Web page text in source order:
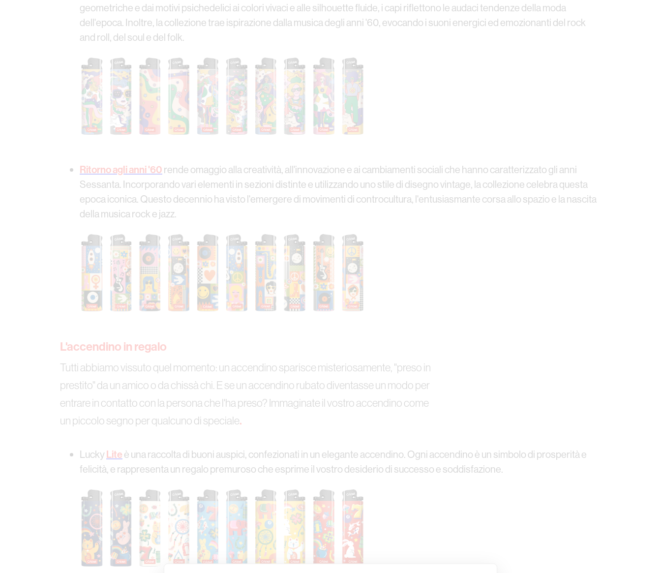
geometriche e dai motivi psichedelici ai colori vivaci e alle silhouette fluide, i capi riflettono le audaci tendenze della moda
dell'epoca. Inoltre, la collezione trae ispirazione dalla musica degli anni '60, evocando i suoni energici ed emozionanti del rock
and roll, del soul e del folk.
Ritorno agli anni '60 rende omaggio alla creatività, all'innovazione e ai cambiamenti sociali che hanno caratterizzato gli anni
Sessanta. Incorporando vari elementi in sezioni distinte e utilizzando uno stile di disegno vintage, la collezione celebra questa
epoca iconica. Questo decennio ha visto l'emergere di movimenti di controcultura, l'entusiasmante corsa allo spazio e la nascita
della musica rock e jazz.
L'accendino in regalo
Tutti abbiamo vissuto quel momento: un accendino sparisce misteriosamente, "preso in
prestito" da un amico o da chissà chi. E se un accendino rubato diventasse un modo per
entrare in contatto con la persona che l'ha preso? Immaginate il vostro accendino come
un piccolo segno per qualcuno di speciale.‍
‍Lucky Lite è una raccolta di buoni auspici, confezionati in un elegante accendino. Ogni accendino è un simbolo di prosperità e
felicità, e rappresenta un regalo premuroso che esprime il vostro desiderio di successo e soddisfazione.